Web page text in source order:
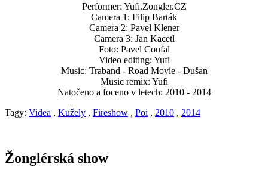
Performer: Yufi.Zongler.CZ
Camera 1: Filip Barták
Camera 2: Pavel Klener
Camera 3: Jan Kacetl
Foto: Pavel Coufal
Video editing: Yufi
Music: Traband - Road Movie - Dušan
Music remix: Yufi
Natočeno a foceno v letech: 2010 - 2014
Tagy: Videa , Kužely , Fireshow , Poi , 2010 , 2014
Žonglérská show